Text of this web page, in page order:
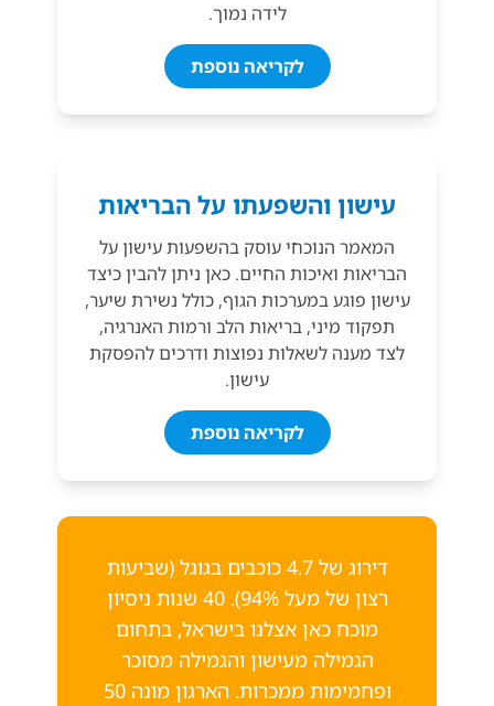
לידה נמוך.
לקריאה נוספת
עישון והשפעתו על הבריאות
המאמר הנוכחי עוסק בהשפעות עישון על
הבריאות ואיכות החיים. כאן ניתן להבין כיצד
עישון פוגע במערכות הגוף, כולל נשירת שיער,
תפקוד מיני, בריאות הלב ורמות האנרגיה,
לצד מענה לשאלות נפוצות ודרכים להפסקת
עישון.
לקריאה נוספת
דירוג של 4.7 כוכבים בגוגל (שביעות
רצון של מעל 94%). 40 שנות ניסיון
מוכח כאן אצלנו בישראל, בתחום
הגמילה מעישון והגמילה מסוכר
ופחמימות ממכרות. הארגון מונה 50